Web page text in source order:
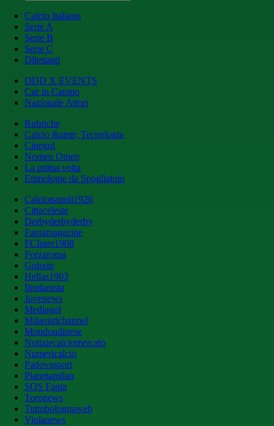
Calcio Italiano
Serie A
Serie B
Serie C
Dilettanti
DDD X EVENTS
Cur in Campo
Nazionale Attori
Rubriche
Calcio &amp; Tecnologia
Cinegol
Nomen Omen
La prima volta
Etimologie da Spogliatoio
Calcionapoli1926
Cittaceleste
Derbyderbyderby
Fantamagazine
FCInter1908
Forzaroma
Golssip
Hellas1903
Ilmilanista
Juvenews
Mediagol
Milanistichannel
Mondoudinese
Notiziecalciomercato
Numericalcio
Padovasport
Pianetamilan
SOS Fanta
Toronews
Tuttobolognaweb
Violanews